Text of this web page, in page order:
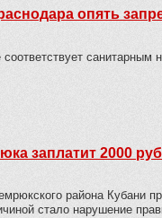
опять
санитарным
заплатит 2000
района Кубани
стало нарушение